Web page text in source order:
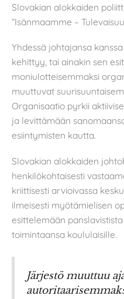
Slovakian alokkaiden
”Isänmaamme –
Yhdessä johtajansa
kehittyy, tai ainakin sen
moniulotteisemmaksi
muuttuvat
Organisaatio pyrkii
ja levittämään
esiintymisten kautta.
Slovakian alokkaiden
henkilökohtaisesti
kriittisesti arvioivassa
ilmeisesti myötämielisen
esittelemään
toimintaansa koululaisille.
Järjestö muuttuu